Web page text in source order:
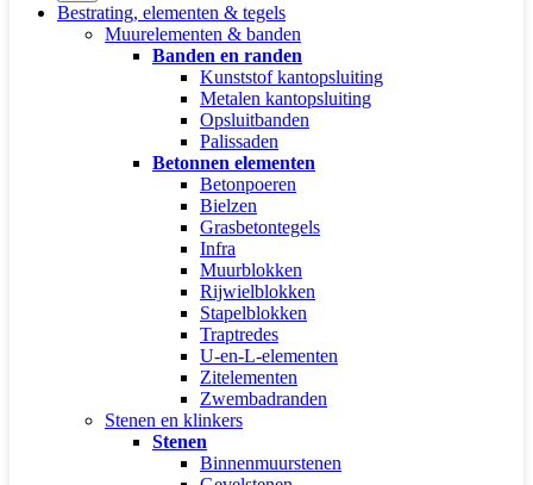
Bestrating, elementen & tegels
Muurelementen & banden
Banden en randen
Kunststof kantopsluiting
Metalen kantopsluiting
Opsluitbanden
Palissaden
Betonnen elementen
Betonpoeren
Bielzen
Grasbetontegels
Infra
Muurblokken
Rijwielblokken
Stapelblokken
Traptredes
U-en-L-elementen
Zitelementen
Zwembadranden
Stenen en klinkers
Stenen
Binnenmuurstenen